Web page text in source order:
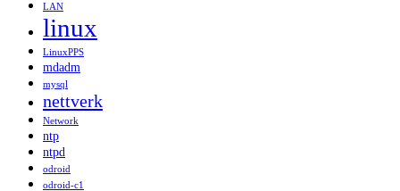
LAN
linux
LinuxPPS
mdadm
mysql
nettverk
Network
ntp
ntpd
odroid
odroid-c1